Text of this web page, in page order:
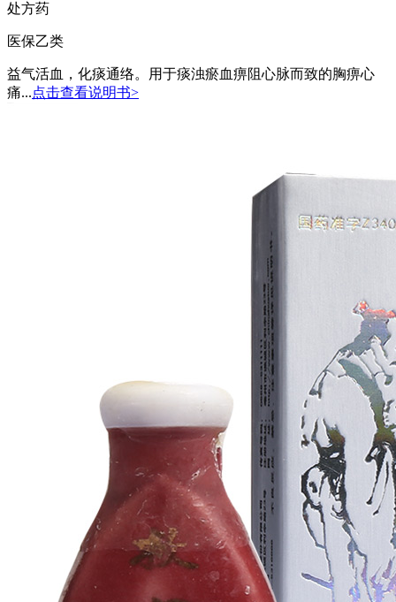
处方药
医保乙类
益气活血，化痰通络。用于痰浊瘀血痹阻心脉而致的胸痹心
痛...点击查看说明书>